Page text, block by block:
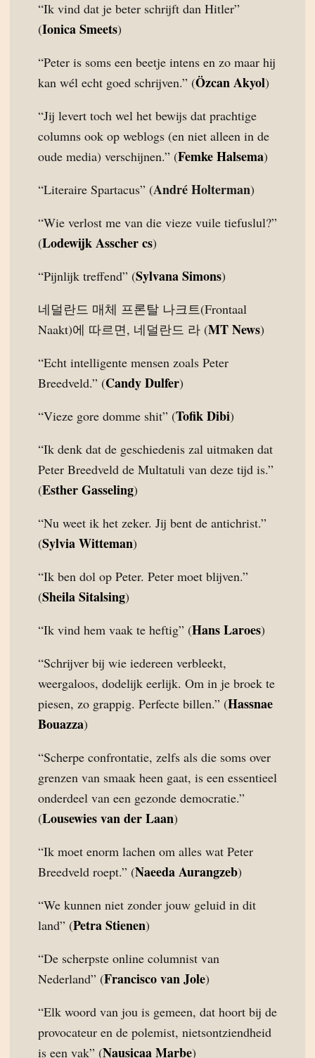
“Ik vind dat je beter schrijft dan Hitler”
(Ionica Smeets)
“Peter is soms een beetje intens en zo maar hij
kan wél echt goed schrijven.” (Özcan Akyol)
“Jij levert toch wel het bewijs dat prachtige
columns ook op weblogs (en niet alleen in de
oude media) verschijnen.” (Femke Halsema)
“Literaire Spartacus” (André Holterman)
“Wie verlost me van die vieze vuile tiefuslul?”
(Lodewijk Asscher cs)
“Pijnlijk treffend” (Sylvana Simons)
네덜란드 매체 프론탈 나크트(Frontaal
Naakt)에 따르면, 네덜란드 라 (MT News)
“Echt intelligente mensen zoals Peter
Breedveld.” (Candy Dulfer)
“Vieze gore domme shit” (Tofik Dibi)
“Ik denk dat de geschiedenis zal uitmaken dat
Peter Breedveld de Multatuli van deze tijd is.”
(Esther Gasseling)
“Nu weet ik het zeker. Jij bent de antichrist.”
(Sylvia Witteman)
“Ik ben dol op Peter. Peter moet blijven.”
(Sheila Sitalsing)
“Ik vind hem vaak te heftig” (Hans Laroes)
“Schrijver bij wie iedereen verbleekt,
weergaloos, dodelijk eerlijk. Om in je broek te
piesen, zo grappig. Perfecte billen.” (Hassnae
Bouazza)
“Scherpe confrontatie, zelfs als die soms over
grenzen van smaak heen gaat, is een essentieel
onderdeel van een gezonde democratie.”
(Lousewies van der Laan)
“Ik moet enorm lachen om alles wat Peter
Breedveld roept.” (Naeeda Aurangzeb)
“We kunnen niet zonder jouw geluid in dit
land” (Petra Stienen)
“De scherpste online columnist van
Nederland” (Francisco van Jole)
“Elk woord van jou is gemeen, dat hoort bij de
provocateur en de polemist, nietsontziendheid
is een vak” (Nausicaa Marbe)